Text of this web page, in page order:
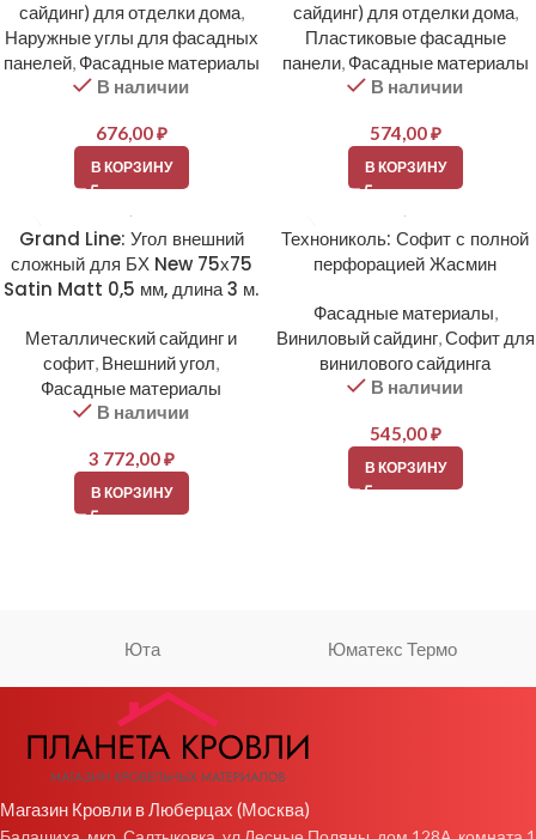
сайдинг) для отделки дома,
Наружные углы для фасадных
панелей, Фасадные материалы
В наличии
676,00₽
В КОРЗИНУ
сайдинг) для отделки дома,
Пластиковые фасадные
панели, Фасадные материалы
В наличии
574,00₽
В КОРЗИНУ
Grand Line: Угол внешний
сложный для БХ New 75х75
Satin Matt 0,5 мм, длина 3 м.
Металлический сайдинг и
софит, Внешний угол,
Фасадные материалы
В наличии
3 772,00₽
В КОРЗИНУ
Технониколь: Софит с полной
перфорацией Жасмин
Фасадные материалы,
Виниловый сайдинг,Софит для
винилового сайдинга
В наличии
545,00₽
В КОРЗИНУ
Юта Юматекс Термо
Магазин Кровли в Люберцах (Москва)